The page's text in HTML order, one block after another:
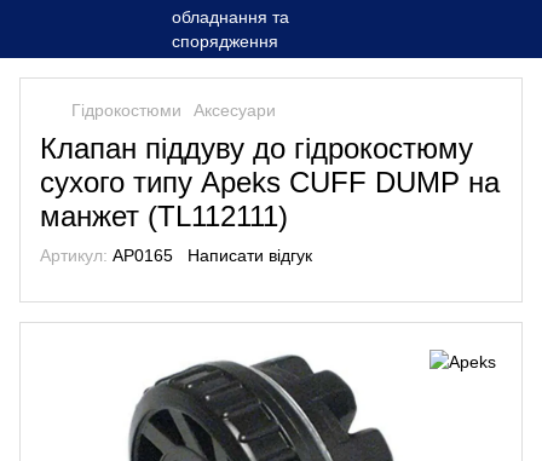
Гідрокостюми Аксесуари
Клапан пiддуву до гiдрокостюму
сухого типу Apeks CUFF DUMP на
манжет (TL112111)
Артикул: AP0165 Написати відгук